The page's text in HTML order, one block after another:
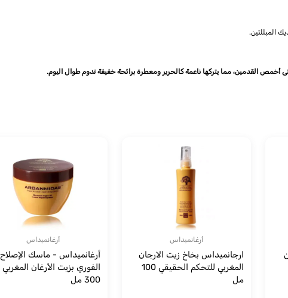
المبللتين.
القدمين، مما يتركها ناعمة كالحرير ومعطرة برائحة خفيفة تدوم طوال اليوم.
أرغانميداس
ارجانميداس بخاخ زيت الارجان
المغربي للتحكم الحقيقي 100
مل
أرغانميداس
أرغانميداس - ماسك الإصلاح
الفوري بزيت الأرغان المغربي
300 مل